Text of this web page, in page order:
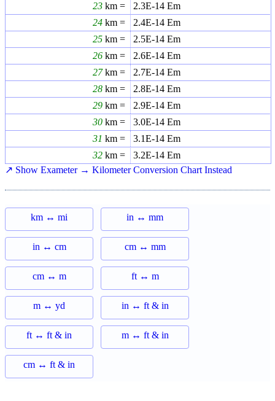
23 km = 2.3E-14 Em
24 km = 2.4E-14 Em
25 km = 2.5E-14 Em
26 km = 2.6E-14 Em
27km = 2.7E-14 Em
28 km = 2.8E-14 Em
29 km = 2.9E-14 Em
30 km = 3.0E-14 Em
31 km = 3.1E-14 Em
32 km = 3.2E-14 Em
↗ Show Exameter → Kilometer Conversion Chart Instead
km ↔ mi in ↔ mm
in ↔ cm cm ↔ mm
cm ↔ m ft ↔ m
m ↔ yd in ↔ ft & in
ft ↔ ft & in m ↔ ft & in
cm ↔ ft & in